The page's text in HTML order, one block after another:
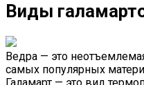
Виды
Ведра — это
самых популярных